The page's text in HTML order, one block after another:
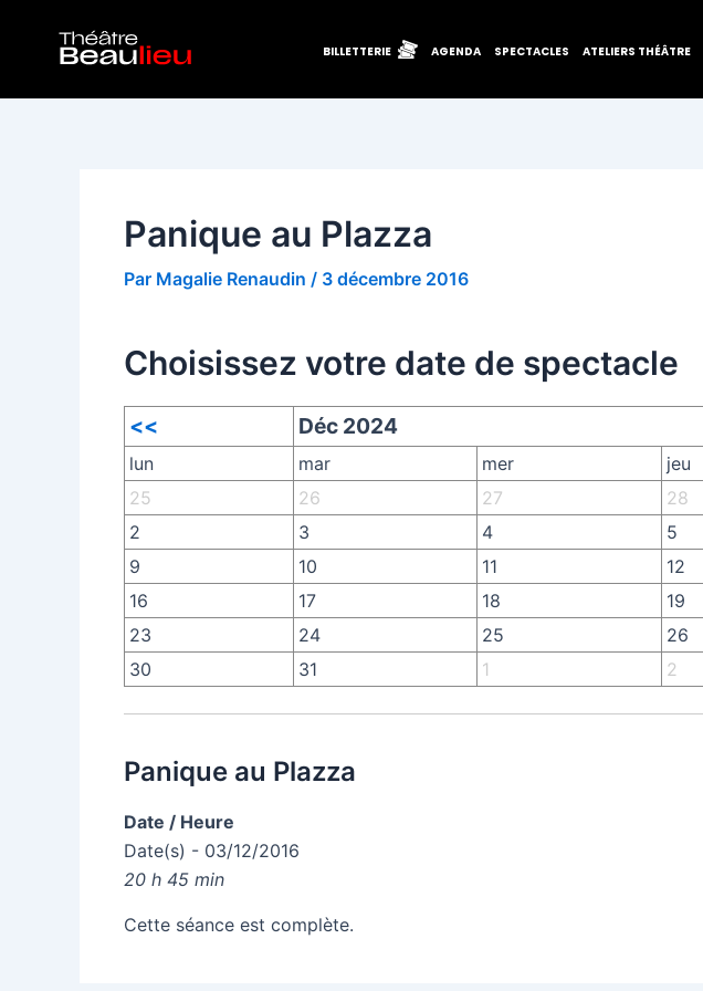
contenu
BILLETTERIE AGENDA SPECTACLES ATELIERS THÉÂTRE
Panique au Plazza
Par Magalie Renaudin / 3 décembre 2016
Choisissez votre date de spectacle
<< Déc 2024
lun mar mer jeu
25
26 27 28
2
3 4 5
9
10 11 12
16
17 18 19
23
24 25 26
30
31 1 2
Panique au Plazza
Date / Heure
Date(s) - 03/12/2016
20 h 45 min
Cette séance est complète.
des
articles